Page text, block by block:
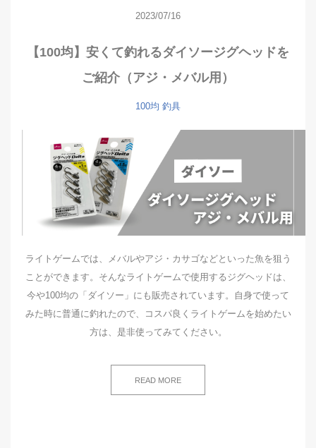
2023/07/16
【100均】安くて釣れるダイソージグヘッドを
ご紹介（アジ・メバル用）
100均 釣具
ライトゲームでは、メバルやアジ・カサゴなどといった魚を狙う
ことができます。そんなライトゲームで使用するジグヘッドは、
今や100均の「ダイソー」にも販売されています。自身で使って
みた時に普通に釣れたので、コスパ良くライトゲームを始めたい
方は、是非使ってみてください。
READ MORE